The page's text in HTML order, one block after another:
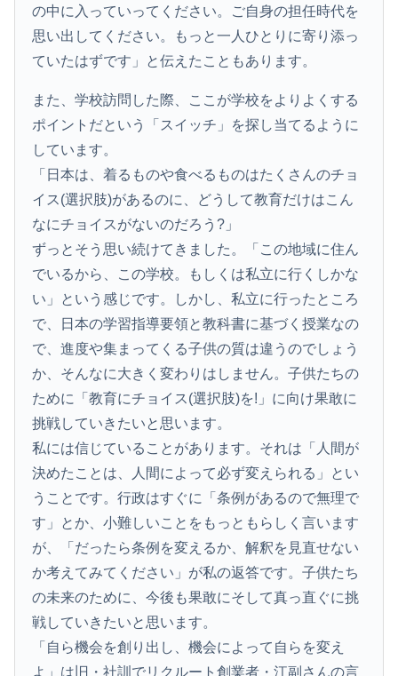
の中に入っていってください。ご自身の担任時代を
思い出してください。もっと一人ひとりに寄り添っ
ていたはずです」と伝えたこともあります。
また、学校訪問した際、ここが学校をよりよくする
ポイントだという「スイッチ」を探し当てるように
しています。
「日本は、着るものや食べるものはたくさんのチョ
イス(選択肢)があるのに、どうして教育だけはこん
なにチョイスがないのだろう?」
ずっとそう思い続けてきました。「この地域に住ん
でいるから、この学校。もしくは私立に行くしかな
い」という感じです。しかし、私立に行ったところ
で、日本の学習指導要領と教科書に基づく授業なの
で、進度や集まってくる子供の質は違うのでしょう
か、そんなに大きく変わりはしません。子供たちの
ために「教育にチョイス(選択肢)を!」に向け果敢に
挑戦していきたいと思います。
私には信じていることがあります。それは「人間が
決めたことは、人間によって必ず変えられる」とい
うことです。行政はすぐに「条例があるので無理で
す」とか、小難しいことをもっともらしく言います
が、「だったら条例を変えるか、解釈を見直せない
か考えてみてください」が私の返答です。子供たち
の未来のために、今後も果敢にそして真っ直ぐに挑
戦していきたいと思います。
「自ら機会を創り出し、機会によって自らを変え
よ」は旧・社訓でリクルート創業者・江副さんの言